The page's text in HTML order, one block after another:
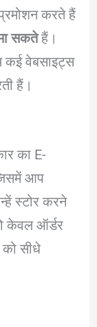
करते हैं
सकतेहैं।
वेबसाइट्स
हैं।
का E-
आप
स्टोर करने
केवल ऑर्डर
सीधे